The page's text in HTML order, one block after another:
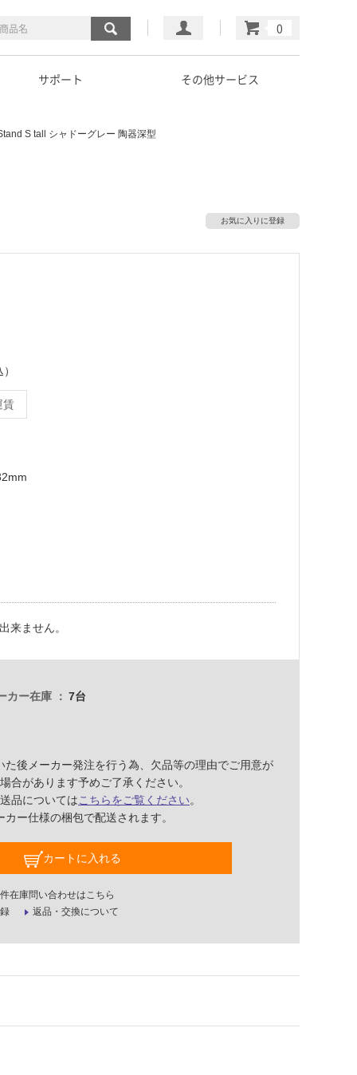
マイページ
カート
サポート その他サービス
S tall シャドーグレー 陶器深型
お気に入りに登録
賃
来ません。
カー在庫 7台
た後メーカー発注を行う為、欠品等の理由でご用意が
合があります予めご了承ください。
品についてはこちらをご覧ください。
ー仕様の梱包で配送されます。
カートに入れる
在庫問い合わせはこちら
返品・交換について